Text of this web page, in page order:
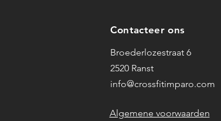
Contacteer ons
Broederlozestraat 6
2520 Ranst
info@crossfitimparo.com
Algemene voorwaarden